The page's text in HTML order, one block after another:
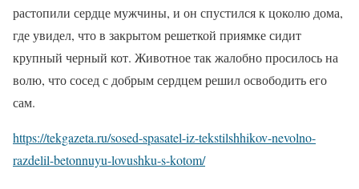
растопили сердце мужчины, и он спустился к цоколю дома,
где увидел, что в закрытом решеткой приямке сидит
крупный черный кот. Животное так жалобно просилось на
волю, что сосед с добрым сердцем решил освободить его
сам.
https://tekgazeta.ru/sosed-spasatel-iz-tekstilshhikov-nevolno-
razdelil-betonnuyu-lovushku-s-kotom/